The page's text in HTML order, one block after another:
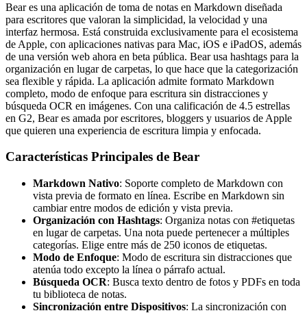
Bear es una aplicación de toma de notas en Markdown diseñada
para escritores que valoran la simplicidad, la velocidad y una
interfaz hermosa. Está construida exclusivamente para el ecosistema
de Apple, con aplicaciones nativas para Mac, iOS e iPadOS, además
de una versión web ahora en beta pública. Bear usa hashtags para la
organización en lugar de carpetas, lo que hace que la categorización
sea flexible y rápida. La aplicación admite formato Markdown
completo, modo de enfoque para escritura sin distracciones y
búsqueda OCR en imágenes. Con una calificación de 4.5 estrellas
en G2, Bear es amada por escritores, bloggers y usuarios de Apple
que quieren una experiencia de escritura limpia y enfocada.
Características Principales de Bear
Markdown Nativo: Soporte completo de Markdown con
vista previa de formato en línea. Escribe en Markdown sin
cambiar entre modos de edición y vista previa.
Organización con Hashtags: Organiza notas con #etiquetas
en lugar de carpetas. Una nota puede pertenecer a múltiples
categorías. Elige entre más de 250 iconos de etiquetas.
Modo de Enfoque: Modo de escritura sin distracciones que
atenúa todo excepto la línea o párrafo actual.
Búsqueda OCR: Busca texto dentro de fotos y PDFs en toda
tu biblioteca de notas.
Sincronización entre Dispositivos: La sincronización con